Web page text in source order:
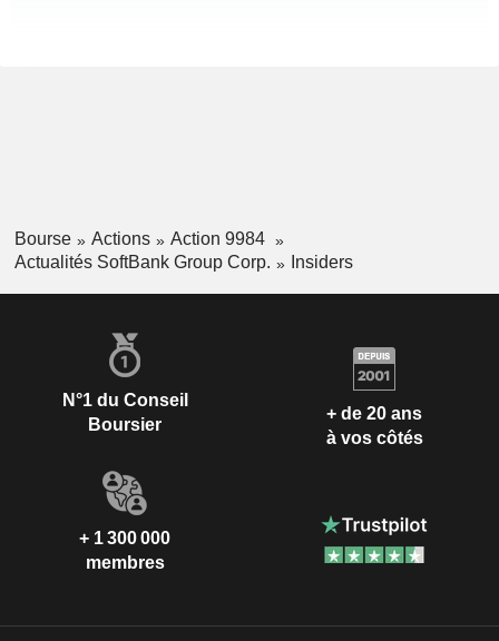
Bourse Actions
Action 9984
Actualités SoftBank Group Corp.
Insiders
N°1 du Conseil
Boursier
+ de 20 ans
à vos côtés
+ 1 300 000
membres